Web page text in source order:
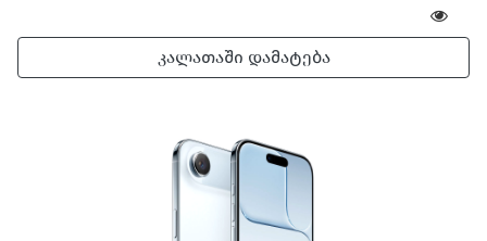
კალათაში დამატება